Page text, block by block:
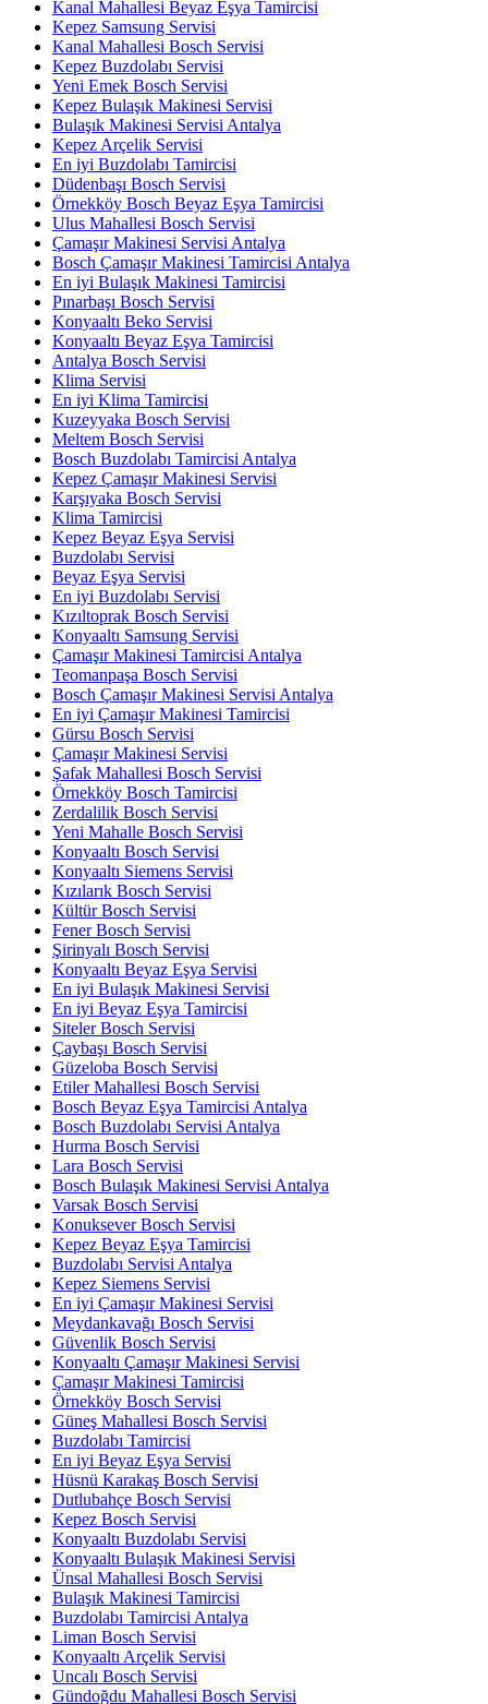
Kanal Mahallesi Beyaz Eşya Tamircisi
Kepez Samsung Servisi
Kanal Mahallesi Bosch Servisi
Kepez Buzdolabı Servisi
Yeni Emek Bosch Servisi
Kepez Bulaşık Makinesi Servisi
Bulaşık Makinesi Servisi Antalya
Kepez Arçelik Servisi
En iyi Buzdolabı Tamircisi
Düdenbaşı Bosch Servisi
Örnekköy Bosch Beyaz Eşya Tamircisi
Ulus Mahallesi Bosch Servisi
Çamaşır Makinesi Servisi Antalya
Bosch Çamaşır Makinesi Tamircisi Antalya
En iyi Bulaşık Makinesi Tamircisi
Pınarbaşı Bosch Servisi
Konyaaltı Beko Servisi
Konyaaltı Beyaz Eşya Tamircisi
Antalya Bosch Servisi
Klima Servisi
En iyi Klima Tamircisi
Kuzeyyaka Bosch Servisi
Meltem Bosch Servisi
Bosch Buzdolabı Tamircisi Antalya
Kepez Çamaşır Makinesi Servisi
Karşıyaka Bosch Servisi
Klima Tamircisi
Kepez Beyaz Eşya Servisi
Buzdolabı Servisi
Beyaz Eşya Servisi
En iyi Buzdolabı Servisi
Kızıltoprak Bosch Servisi
Konyaaltı Samsung Servisi
Çamaşır Makinesi Tamircisi Antalya
Teomanpaşa Bosch Servisi
Bosch Çamaşır Makinesi Servisi Antalya
En iyi Çamaşır Makinesi Tamircisi
Gürsu Bosch Servisi
Çamaşır Makinesi Servisi
Şafak Mahallesi Bosch Servisi
Örnekköy Bosch Tamircisi
Zerdalilik Bosch Servisi
Yeni Mahalle Bosch Servisi
Konyaaltı Bosch Servisi
Konyaaltı Siemens Servisi
Kızılarık Bosch Servisi
Kültür Bosch Servisi
Fener Bosch Servisi
Şirinyalı Bosch Servisi
Konyaaltı Beyaz Eşya Servisi
En iyi Bulaşık Makinesi Servisi
En iyi Beyaz Eşya Tamircisi
Siteler Bosch Servisi
Çaybaşı Bosch Servisi
Güzeloba Bosch Servisi
Etiler Mahallesi Bosch Servisi
Bosch Beyaz Eşya Tamircisi Antalya
Bosch Buzdolabı Servisi Antalya
Hurma Bosch Servisi
Lara Bosch Servisi
Bosch Bulaşık Makinesi Servisi Antalya
Varsak Bosch Servisi
Konuksever Bosch Servisi
Kepez Beyaz Eşya Tamircisi
Buzdolabı Servisi Antalya
Kepez Siemens Servisi
En iyi Çamaşır Makinesi Servisi
Meydankavağı Bosch Servisi
Güvenlik Bosch Servisi
Konyaaltı Çamaşır Makinesi Servisi
Çamaşır Makinesi Tamircisi
Örnekköy Bosch Servisi
Güneş Mahallesi Bosch Servisi
Buzdolabı Tamircisi
En iyi Beyaz Eşya Servisi
Hüsnü Karakaş Bosch Servisi
Dutlubahçe Bosch Servisi
Kepez Bosch Servisi
Konyaaltı Buzdolabı Servisi
Konyaaltı Bulaşık Makinesi Servisi
Ünsal Mahallesi Bosch Servisi
Bulaşık Makinesi Tamircisi
Buzdolabı Tamircisi Antalya
Liman Bosch Servisi
Konyaaltı Arçelik Servisi
Uncalı Bosch Servisi
Gündoğdu Mahallesi Bosch Servisi